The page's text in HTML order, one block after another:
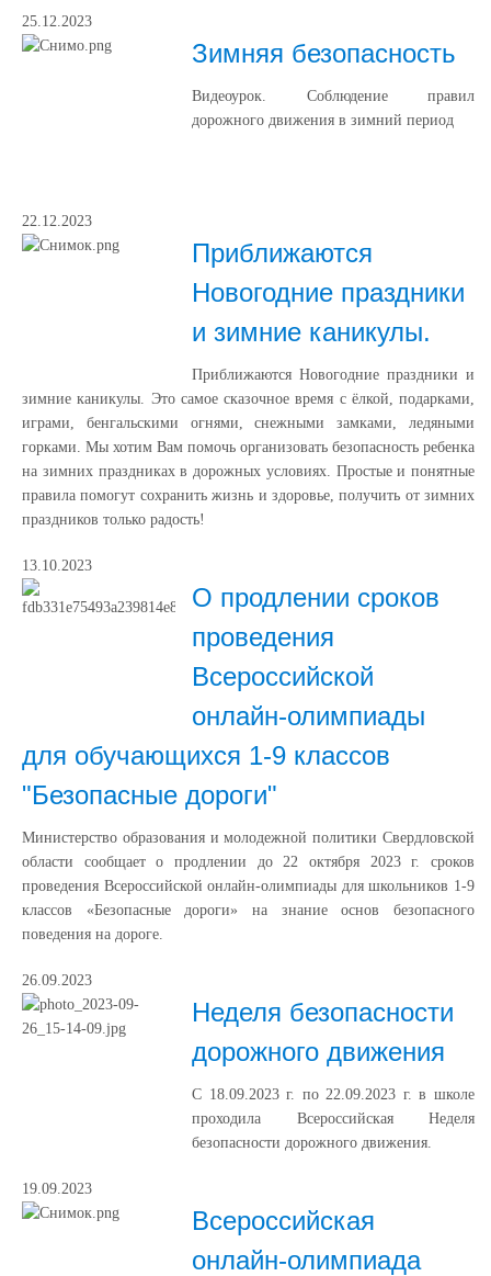
25.12.2023
Зимняя безопасность
Видеоурок. Соблюдение правил
дорожного движения в зимний период
22.12.2023
Приближаются
Новогодние праздники
и зимние каникулы.
Приближаются Новогодние праздники и
зимние каникулы. Это самое сказочное время с ёлкой, подарками,
играми, бенгальскими огнями, снежными замками, ледяными
горками. Мы хотим Вам помочь организовать безопасность ребенка
на зимних праздниках в дорожных условиях. Простые и понятные
правила помогут сохранить жизнь и здоровье, получить от зимних
праздников только радость!
13.10.2023
О продлении сроков
проведения
Всероссийской
онлайн-олимпиады
для обучающихся 1-9 классов
"Безопасные дороги"
Министерство образования и молодежной политики Свердловской
области сообщает о продлении до 22 октября 2023 г. сроков
проведения Всероссийской онлайн-олимпиады для школьников 1-9
классов «Безопасные дороги» на знание основ безопасного
поведения на дороге.
26.09.2023
Неделя безопасности
дорожного движения
С 18.09.2023 г. по 22.09.2023 г. в школе
проходила Всероссийская Неделя
безопасности дорожного движения.
19.09.2023
Всероссийская
онлайн-олимпиада